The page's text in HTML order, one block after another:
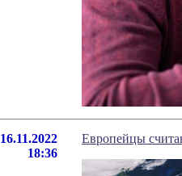
16.11.2022
18:36
Европейцы